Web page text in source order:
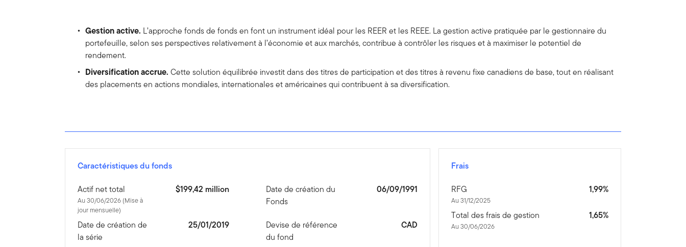
Gestion active. L’approche fonds de fonds en font un instrument idéal pour les REER et les REEE. La gestion active pratiquée par le gestionnaire du
portefeuille, selon ses perspectives relativement à l’économie et aux marchés, contribue à contrôler les risques et à maximiser le potentiel de
rendement.
Diversification accrue. Cette solution équilibrée investit dans des titres de participation et des titres à revenu fixe canadiens de base, tout en réalisant
des placements en actions mondiales, internationales et américaines qui contribuent à sa diversification.
Caractéristiques du fonds
Actif net total
Au 30/06/2026 (Mise à
jour mensuelle)
$199,42 million
Date de création du
Fonds
06/09/1991
Date de création de
la série
25/01/2019
Devise de référence
du fond
CAD
Frais
RFG
Au 31/12/2025
1,99%
Total des frais de gestion
Au 30/06/2026
1,65%